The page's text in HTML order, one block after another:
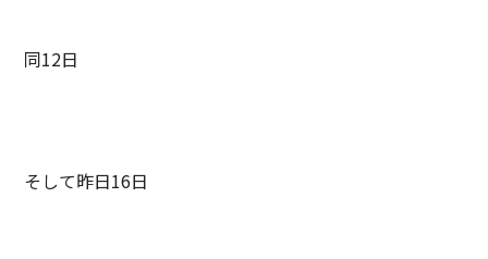
同12日
そして昨日16日